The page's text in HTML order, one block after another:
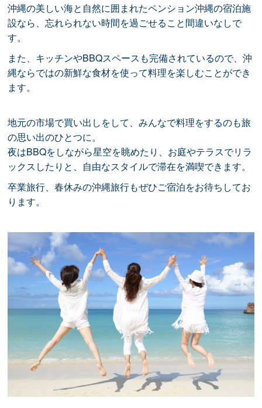
沖縄の美しい海と自然に囲まれたペンション沖縄の宿泊施
設なら、忘れられない時間を過ごせること間違いなしで
す。
また、キッチンやBBQスペースも完備されているので、沖
縄ならではの新鮮な食材を使って料理を楽しむことができ
ます。
地元の市場で買い出しをして、みんなで料理をするのも旅
の思い出のひとつに。
夜はBBQをしながら星空を眺めたり、お庭やテラスでリラ
ックスしたりと、自由なスタイルで滞在を満喫できます。
卒業旅行、春休みの沖縄旅行もぜひご宿泊をお待ちしてお
ります。